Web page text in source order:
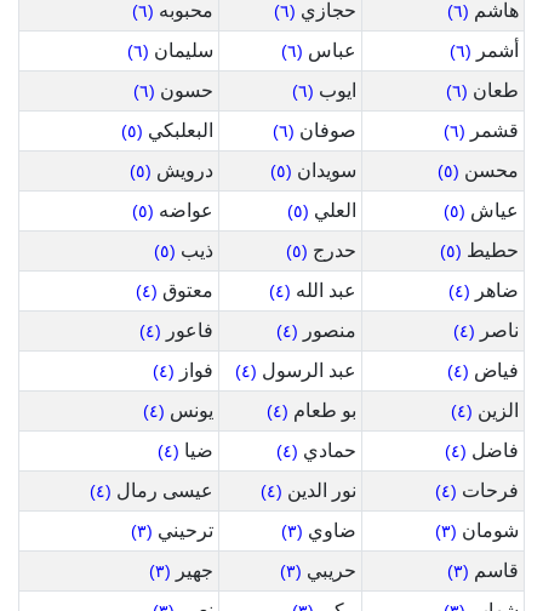
هاشم (٦) حجازي (٦) محبوبه (٦)
أشمر (٦) عباس (٦) سليمان (٦)
طعان (٦) ايوب (٦) حسون (٦)
قشمر (٦) صوفان (٦) البعلبكي (٥)
محسن (٥) سويدان (٥) درويش (٥)
عياش (٥) العلي (٥) عواضه (٥)
حطيط (٥) حدرج (٥) ذيب (٥)
ضاهر (٤) عبد الله (٤) معتوق (٤)
ناصر (٤) منصور (٤) فاعور (٤)
فياض (٤) عبد الرسول (٤) فواز (٤)
الزين (٤) بو طعام (٤) يونس (٤)
فاضل (٤) حمادي (٤) ضيا (٤)
فرحات (٤) نور الدين (٤) عيسى رمال (٤)
شومان (٣) ضاوي (٣) ترحيني (٣)
قاسم (٣) حريبي (٣) جهير (٣)